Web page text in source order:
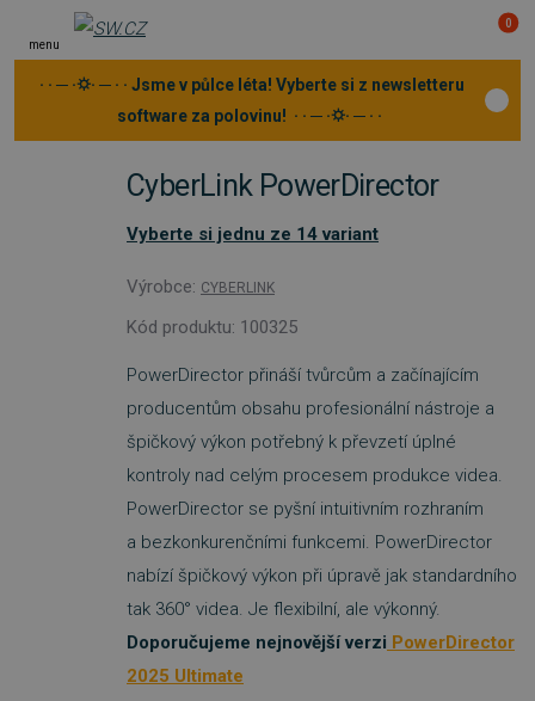
menu
0
· · ─ ·⛭· ─ · · Jsme v půlce léta! Vyberte si z newsletteru
software za polovinu! · · ─ ·⛭· ─ · ·
CyberLink PowerDirector
Vyberte si jednu ze 14 variant
Výrobce: CYBERLINK
Kód produktu: 100325
PowerDirector přináší tvůrcům a začínajícím
producentům obsahu profesionální nástroje a
špičkový výkon potřebný k převzetí úplné
kontroly nad celým procesem produkce videa.
PowerDirector se pyšní intuitivním rozhraním
a bezkonkurenčními funkcemi. PowerDirector
nabízí špičkový výkon při úpravě jak standardního
tak 360° videa. Je flexibilní, ale výkonný.
Doporučujeme nejnovější verzi PowerDirector
2025 Ultimate